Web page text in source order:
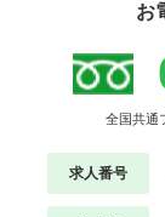
お
全国共通
求人番号